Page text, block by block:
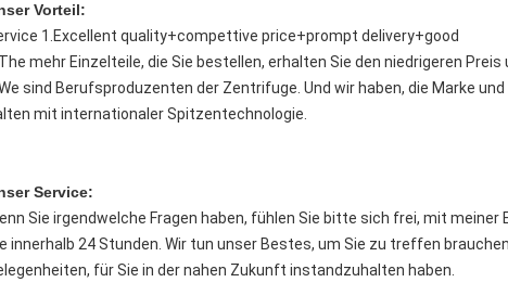
Vorteil:
1.Excellent quality+compettive price+prompt delivery+good
mehr Einzelteile, die Sie bestellen, erhalten Sie den niedrigeren
sind Berufsproduzenten der Zentrifuge. Und wir haben, die Marke
mit internationaler Spitzentechnologie.
Service:
Sie irgendwelche Fragen haben, fühlen Sie bitte sich frei, mit
innerhalb 24 Stunden. Wir tun unser Bestes, um Sie zu treffen
für Sie in der nahen Zukunft instandzuhalten haben.